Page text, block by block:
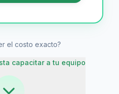
el costo exacto?
capacitar a tu equipo